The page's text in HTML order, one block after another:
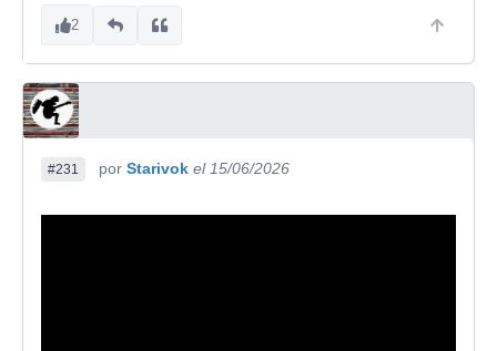
2
#231 por Starivok el 15/06/2026